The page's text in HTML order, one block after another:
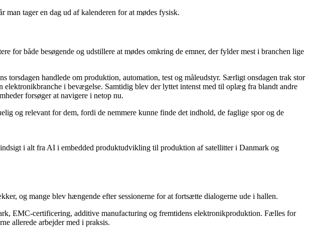
man tager en dag ud af kalenderen for at mødes fysisk.
for både besøgende og udstillere at mødes omkring de emner, der fylder mest i branchen lige
torsdagen handlede om produktion, automation, test og måleudstyr. Særligt onsdagen trak stor
elektronikbranche i bevægelse. Samtidig blev der lyttet intenst med til oplæg fra blandt andre
forsøger at navigere i netop nu.
og relevant for dem, fordi de nemmere kunne finde det indhold, de faglige spor og de
i alt fra AI i embedded produktudvikling til produktion af satellitter i Danmark og
og mange blev hængende efter sessionerne for at fortsætte dialogerne ude i hallen.
EMC-certificering, additive manufacturing og fremtidens elektronikproduktion. Fælles for
allerede arbejder med i praksis.